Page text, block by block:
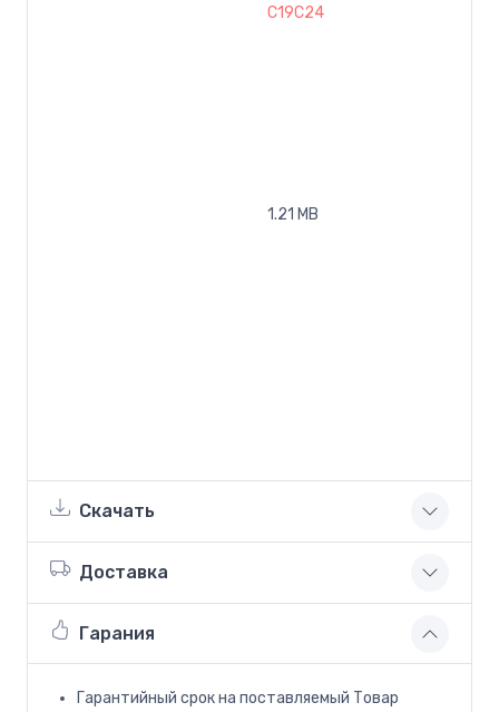
C19C24
1.21 MB
Скачать
Доставка
Гарания
Гарантийный срок на поставляемый Товар